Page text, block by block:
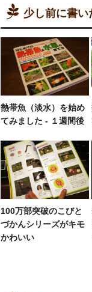
少し前に書い
熱帯魚（淡水）を始め
てみました - １週間後
100万部突破のこびと
づかんシリーズがキモ
かわいい